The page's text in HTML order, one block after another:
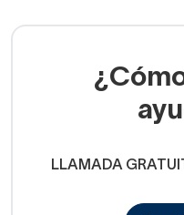
LLAMADA